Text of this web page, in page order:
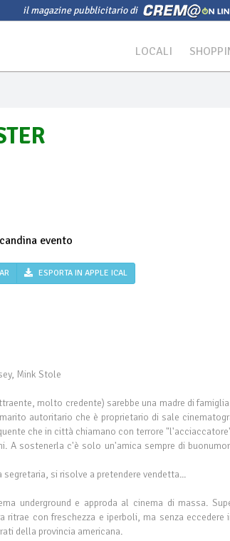
il magazine pubblicitario di
LOCALI
ESPORTA IN APPLE ICAL
Mink Stole
molto credente) sarebbe una madre di
autoritario che è proprietario di sale
che in città chiamano con terrore
A sostenerla c'è solo un'amica sempre di
si risolve a pretendere vendetta...
underground e approda al cinema di massa.
con freschezza e iperboli, ma senza eccedere
della provincia americana.